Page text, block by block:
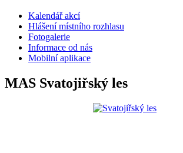
Kalendář akcí
Hlášení místního rozhlasu
Fotogalerie
Informace od nás
Mobilní aplikace
MAS Svatojiřský les